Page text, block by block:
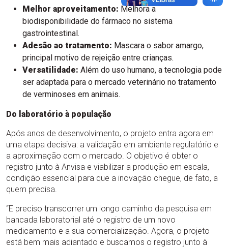
Melhor aproveitamento: Melhora a
biodisponibilidade do fármaco no sistema
gastrointestinal.
Adesão ao tratamento: Mascara o sabor amargo,
principal motivo de rejeição entre crianças.
Versatilidade: Além do uso humano, a tecnologia pode
ser adaptada para o mercado veterinário no tratamento
de verminoses em animais.
Do laboratório à população
Após anos de desenvolvimento, o projeto entra agora em
uma etapa decisiva: a validação em ambiente regulatório e
a aproximação com o mercado. O objetivo é obter o
registro junto à Anvisa e viabilizar a produção em escala,
condição essencial para que a inovação chegue, de fato, a
quem precisa.
“E preciso transcorrer um longo caminho da pesquisa em
bancada laboratorial até o registro de um novo
medicamento e a sua comercialização. Agora, o projeto
está bem mais adiantado e buscamos o registro junto à